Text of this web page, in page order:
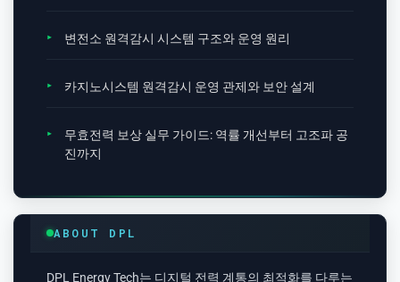
변전소 원격감시 시스템 구조와 운영 원리
카지노시스템 원격감시 운영 관제와 보안 설계
무효전력 보상 실무 가이드: 역률 개선부터 고조파 공
진까지
ABOUT DPL
DPL Energy Tech는 디지털 전력 계통의 최적화를 다루는